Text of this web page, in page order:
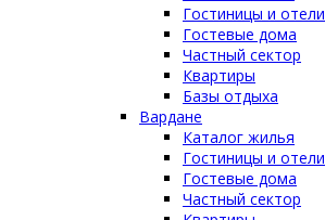
Гостиницы и отели
Гостевые дома
Частный сектор
Квартиры
Базы отдыха
Вардане
Каталог жилья
Гостиницы и отели
Гостевые дома
Частный сектор